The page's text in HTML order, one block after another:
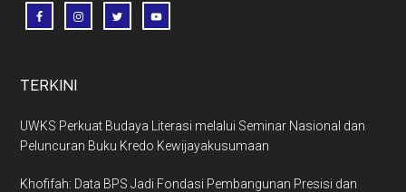
TERKINI
UWKS Perkuat Budaya Literasi melalui Seminar Nasional dan
Peluncuran Buku Kredo Kewijayakusumaan
Khofifah: Data BPS Jadi Fondasi Pembangunan Presisi dan